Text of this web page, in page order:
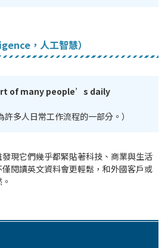
，人工智慧）
of many people’s daily
許多人日常工作流程的一部分。）
現它們幾乎都緊貼著科技、商業與生活
閱讀英文資料會更輕鬆，和外國客戶或